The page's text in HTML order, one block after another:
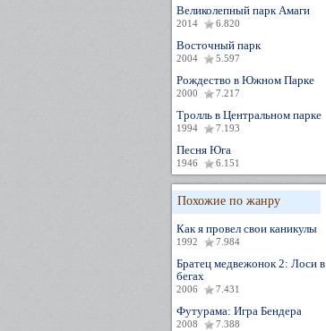
Великолепный парк Амаги
2014 6.820
Восточный парк
2004 5.597
Рождество в Южном Парке
2000 7.217
Тролль в Центральном парке
1994 7.193
Песня Юга
1946 6.151
Похожие по жанру
Как я провел свои каникулы
1992 7.984
Братец медвежонок 2: Лоси в
бегах
2006 7.431
Футурама: Игра Бендера
2008 7.388